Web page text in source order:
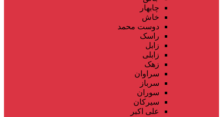
چابهار
خاش
دوست محمد
راسک
زابل
زابلی
زهک
سراوان
سرباز
سوران
سیرکان
علی اکبر